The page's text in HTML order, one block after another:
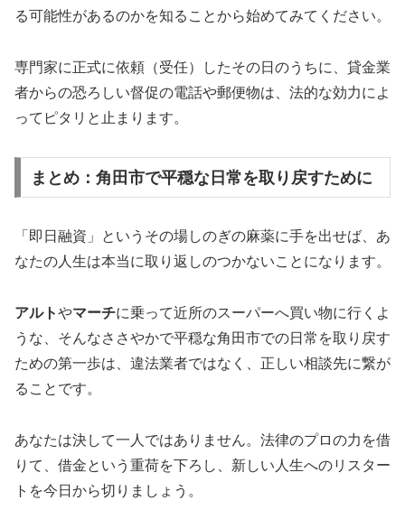
る可能性があるのかを知ることから始めてみてください。
専門家に正式に依頼（受任）したその日のうちに、貸金業
者からの恐ろしい督促の電話や郵便物は、法的な効力によ
ってピタリと止まります。
まとめ：角田市で平穏な日常を取り戻すために
「即日融資」というその場しのぎの麻薬に手を出せば、あ
なたの人生は本当に取り返しのつかないことになります。
アルトやマーチに乗って近所のスーパーへ買い物に行くよ
うな、そんなささやかで平穏な角田市での日常を取り戻す
ための第一歩は、違法業者ではなく、正しい相談先に繋が
ることです。
あなたは決して一人ではありません。法律のプロの力を借
りて、借金という重荷を下ろし、新しい人生へのリスター
トを今日から切りましょう。